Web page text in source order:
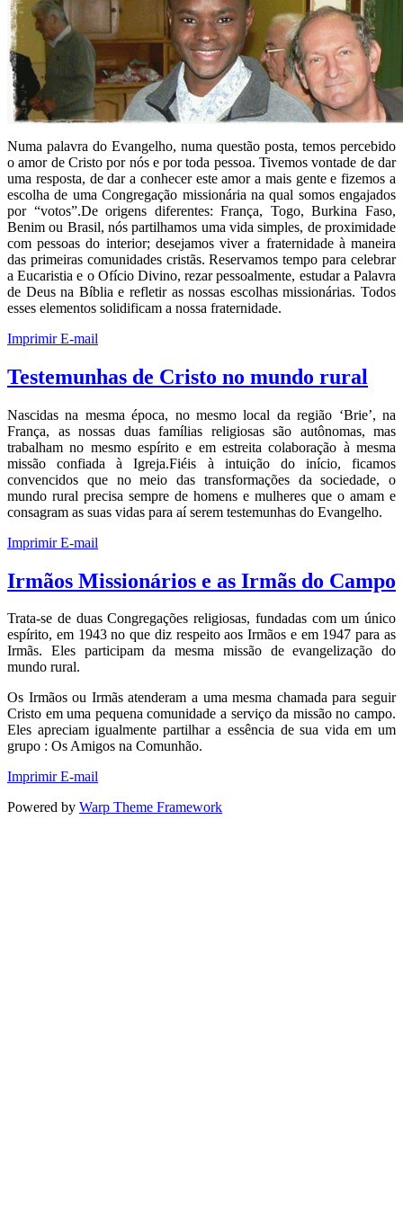
Numa palavra do Evangelho, numa questão posta, temos percebido
o amor de Cristo por nós e por toda pessoa. Tivemos vontade de dar
uma resposta, de dar a conhecer este amor a mais gente e fizemos a
escolha de uma Congregação missionária na qual somos engajados
por “votos”.De origens diferentes: França, Togo, Burkina Faso,
Benim ou Brasil, nós partilhamos uma vida simples, de proximidade
com pessoas do interior; desejamos viver a fraternidade à maneira
das primeiras comunidades cristãs. Reservamos tempo para celebrar
a Eucaristia e o Ofício Divino, rezar pessoalmente, estudar a Palavra
de Deus na Bíblia e refletir as nossas escolhas missionárias. Todos
esses elementos solidificam a nossa fraternidade.
ImprimirE-mail
Testemunhas de Cristo no mundo rural
Nascidas na mesma época, no mesmo local da região ‘Brie’, na
França, as nossas duas famílias religiosas são autônomas, mas
trabalham no mesmo espírito e em estreita colaboração à mesma
missão confiada à Igreja.Fiéis à intuição do início, ficamos
convencidos que no meio das transformações da sociedade, o
mundo rural precisa sempre de homens e mulheres que o amam e
consagram as suas vidas para aí serem testemunhas do Evangelho.
ImprimirE-mail
Irmãos Missionários e as Irmãs do Campo
Trata-se de duas Congregações religiosas, fundadas com um único
espírito, em 1943 no que diz respeito aos Irmãos e em 1947 para as
Irmãs. Eles participam da mesma missão de evangelização do
mundo rural.
Os Irmãos ou Irmãs atenderam a uma mesma chamada para seguir
Cristo em uma pequena comunidade a serviço da missão no campo.
Eles apreciam igualmente partilhar a essência de sua vida em um
grupo : Os Amigos na Comunhão.
ImprimirE-mail
Powered by Warp Theme Framework